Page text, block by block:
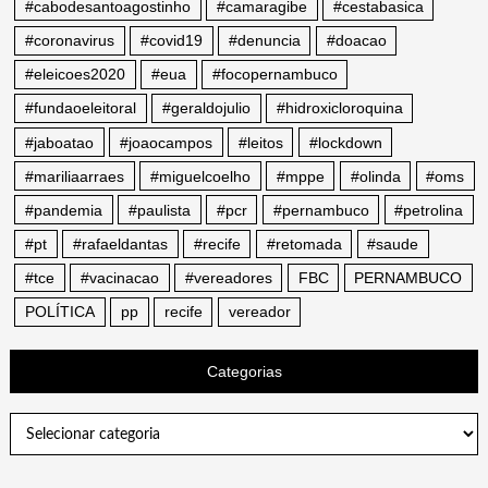
#cabodesantoagostinho #camaragibe
#cestabasica
#coronavirus
#covid19 #denuncia
#doacao
#eleicoes2020
#eua
#focopernambuco
#fundaoeleitoral
#geraldojulio
#hidroxicloroquina
#jaboatao
#joaocampos #leitos
#lockdown
#mariliaarraes
#miguelcoelho #mppe #olinda
#oms
#pandemia
#paulista #pcr #pernambuco
#petrolina
#pt
#rafaeldantas #recife #retomada
#saude
#tce
#vacinacao #vereadores FBC
PERNAMBUCO
POLÍTICA
pp recife vereador
Categorias